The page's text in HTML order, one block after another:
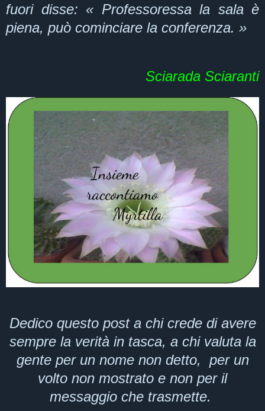
fuori disse: « Professoressa la sala è
piena, può cominciare la conferenza. »
Sciarada Sciaranti
Dedico questo post a chi crede di avere
sempre la verità in tasca, a chi valuta la
gente per un nome non detto, per un
volto non mostrato e non per il
messaggio che trasmette.